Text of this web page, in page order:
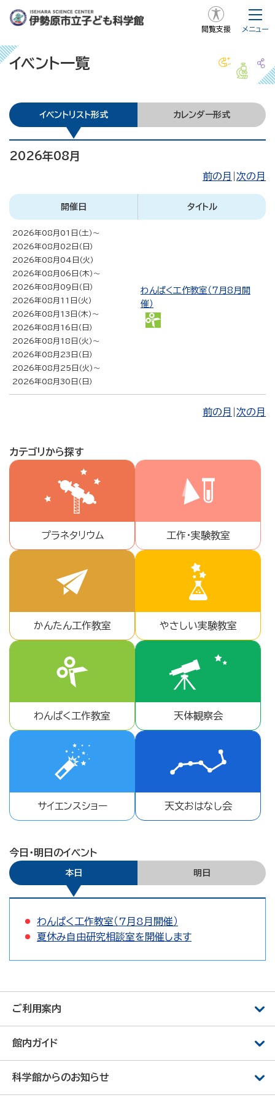
閲覧支援 メニュー
イベント一覧
イベントリスト形式 カレンダー形式
2026年08月
前の月 次の月
開催日 タイトル
2026年08月01日（土） ～
2026年08月02日（日）
2026年08月04日（火）
2026年08月06日（木） ～
2026年08月09日（日）
2026年08月11日（火）
2026年08月13日（木） ～
2026年08月16日（日）
2026年08月18日（火） ～
2026年08月23日（日）
2026年08月25日（火） ～
2026年08月30日（日）
わんぱく工作教室（7月8月開
催）
前の月 次の月
カテゴリから探す
プラネタリウム 工作・実験教室
かんたん工作教室 やさしい実験教室
わんぱく工作教室 天体観察会
サイエンスショー 天文おはなし会
今日・明日のイベント
本日 明日
わんぱく工作教室（7月8月開催）
夏休み自由研究相談室を開催します
ご利用案内
館内ガイド
科学館からのお知らせ